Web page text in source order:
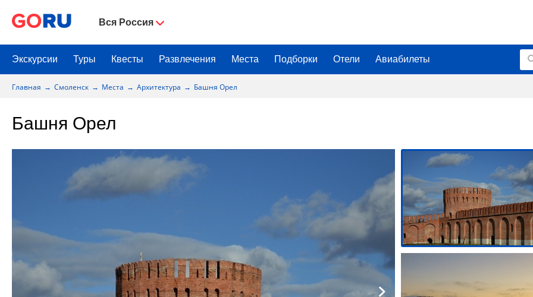
Вся Россия
Экскурсии Туры Квесты Развлечения Места Подборки Отели Авиабилеты
Главная Смоленск Места Архитектура Башня Орел
Башня Орел